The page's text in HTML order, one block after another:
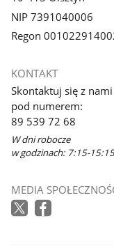
NIP 7391040006
Regon
KONTAKT
Skontaktuj się z nami
pod numerem:
89 539 72 68
W dni robocze
w godzinach: 7:15-
MEDIA